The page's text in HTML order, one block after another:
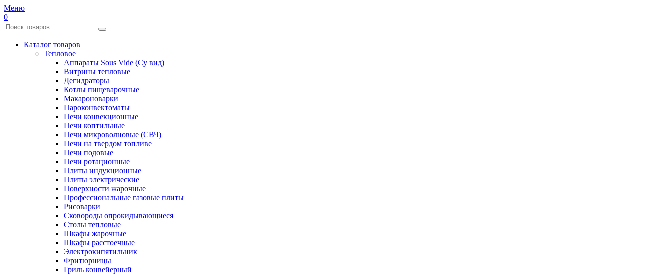
Меню
0
Каталог товаров
Тепловое
Аппараты Sous Vide (Су вид)
Витрины тепловые
Дегидраторы
Котлы пищеварочные
Макароноварки
Пароконвектоматы
Печи конвекционные
Печи коптильные
Печи микроволновые (СВЧ)
Печи на твердом топливе
Печи подовые
Печи ротационные
Плиты индукционные
Плиты электрические
Поверхности жарочные
Профессиональные газовые плиты
Рисоварки
Сковороды опрокидывающиеся
Столы тепловые
Шкафы жарочные
Шкафы расстоечные
Электрокипятильник
Фритюрницы
Гриль конвейерный